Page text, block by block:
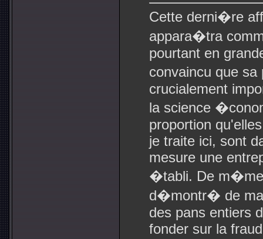
Cette derni�re
appara�tra
pourtant en
convaincu que
crucialement
la science
proportion
je traite ici, sont
mesure une
�tabli. De
d�montr� de
des pans entiers
fonder sur la